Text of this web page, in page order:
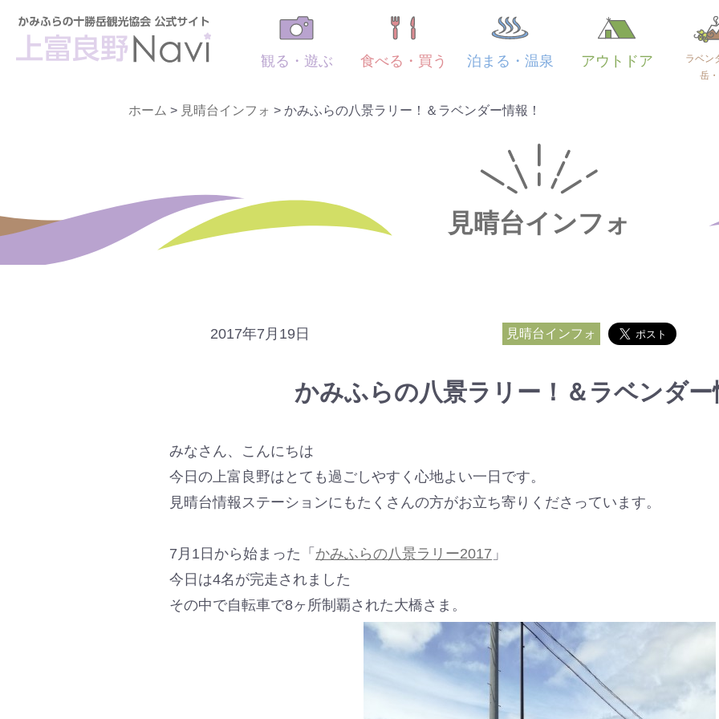
観る・遊ぶ 食べる・買う 泊まる・温泉 アウトドア
ラベン
岳
ホーム > 見晴台インフォ > かみふらの八景ラリー！＆ラベンダー情報！
見晴台インフォ
2017年7月19日 見晴台インフォ
かみふらの八景ラリー！＆ラベンダー
みなさん、こんにちは
今日の上富良野はとても過ごしやすく心地よい一日です。
見晴台情報ステーションにもたくさんの方がお立ち寄りくださっています。
7月1日から始まった「 かみふらの八景ラリー2017 」
今日は4名が完走されました
その中で自転車で8ヶ所制覇された大橋さま。